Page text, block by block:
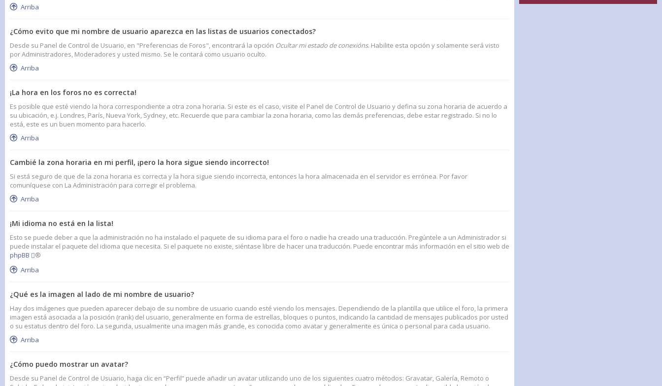
Arriba
¿Cómo evito que mi nombre de usuario aparezca en las listas de usuarios conectados?
Desde su Panel de Control de Usuario, en "Preferencias de Foros", encontrará la opción Ocultar mi estado de conexións. Habilite esta opción y solamente será visto
por Administradores, Moderadores y usted mismo. Se le contará como usuario oculto.
Arriba
¡La hora en los foros no es correcta!
Es posible que esté viendo la hora correspondiente a otra zona horaria. Si este es el caso, visite el Panel de Control de Usuario y defina su zona horaria de acuerdo a
su ubicación, e.j. Londres, París, Nueva York, Sydney, etc. Recuerde que para cambiar la zona horaria, como las demás preferencias, debe estar registrado. Si no lo
está, este es un buen momento para hacerlo.
Arriba
Cambié la zona horaria en mi perfil, ¡pero la hora sigue siendo incorrecto!
Si está seguro de que de la zona horaria es correcta y la hora sigue siendo incorrecta, entonces la hora almacenada en el servidor es errónea. Por favor
comuníquese con La Administración para corregir el problema.
Arriba
¡Mi idioma no está en la lista!
Esto se puede deber a que la administración no ha instalado el paquete de su idioma para el foro o nadie ha creado una traducción. Pregúntele a un Administrador si
puede instalar el paquete del idioma que necesita. Si el paquete no existe, siéntase libre de hacer una traducción. Puede encontrar más información en el sitio web de
phpBB
®
Arriba
¿Qué es la imagen al lado de mi nombre de usuario?
Hay dos imágenes que pueden aparecer debajo de su nombre de usuario cuando esté viendo los mensajes. Dependiendo de la plantilla que utilice el foro, la primera
imagen está asociada a la posición (rank) del usuario, generalmente en forma de estrellas, bloques o puntos, indicando la cantidad de mensajes publicados por usted
o su estatus dentro del foro. La segunda, usualmente una imagen más grande, es conocida como avatar y generalmente es única o personal para cada usuario.
Arriba
¿Cómo puedo mostrar un avatar?
Desde su Panel de Control de Usuario, haga clic en “Perfil” puede añadir un avatar utilizando uno de los siguientes cuatro métodos: Gravatar, Galería, Remoto o